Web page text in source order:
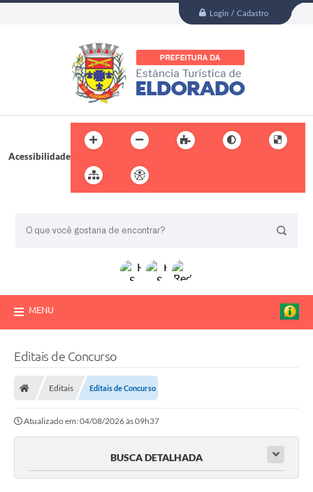
Login / Cadastro
Acessibilidade
MENU
Editais de Concurso
Editais Editais de Concurso
Atualizado em: 04/08/2026 às 09h37
BUSCA DETALHADA